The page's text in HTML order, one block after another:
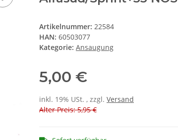
Artikelnummer: 22584
HAN: 60503077
Kategorie: Ansaugung
5,00 €
inkl. 19% USt. , zzgl. Versand
Alter Preis: 5,95 €